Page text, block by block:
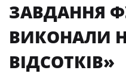
ЗАВДАННЯ
ВИКОНАЛИ
ВІДСОТКІВ»